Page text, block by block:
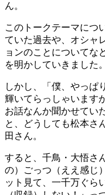
ん。
このトークテーマにつ
ていた過去や、オシャ
ョンのことについてな
を明かしていきました。
しかし、「僕、やっぱ
輝いてらっしゃいます
お話なんか聞かせてい
と、どうしても松本さ
田さん。
すると、千鳥・大悟さ
の）ごっつ（ええ感じ
ット見て、一千万ぐら